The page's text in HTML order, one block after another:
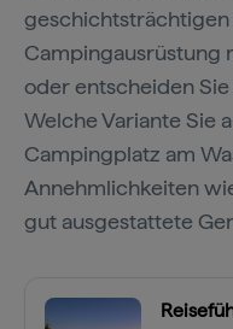
geschichtsträchtigen
Campingausrüstung
oder entscheiden
Welche Variante Sie
Campingplatz am
Annehmlichkeiten
gut ausgestattete